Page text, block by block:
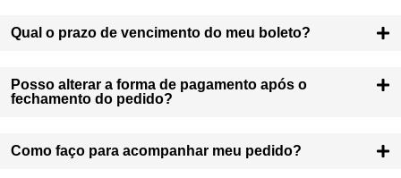
Qual o prazo de vencimento do meu boleto?
Posso alterar a forma de pagamento após o
fechamento do pedido?
Como faço para acompanhar meu pedido?